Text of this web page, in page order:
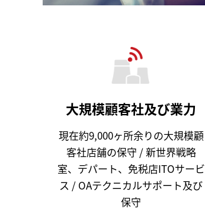
大規模顧客社及び業力
現在約9,000ヶ所余りの大規模顧
客社店舗の保守 / 新世界戦略
室、デパート、免税店ITOサービ
ス / OAテクニカルサポート及び
保守